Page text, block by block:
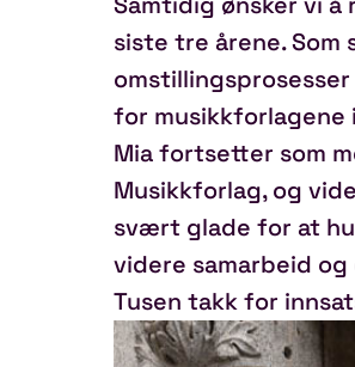
siste tre årene.
for musikkforlagene
Mia fortsetter som
Musikkforlag, og
svært glade for at
videre samarbeid og
Tusen takk for